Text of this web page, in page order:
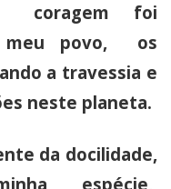
foi
povo, os
a travessia e
neste planeta.
da docilidade,
espécie,